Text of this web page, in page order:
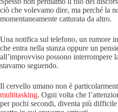
ciò che volevamo dire, ma perché la
momentaneamente catturata da altro.
Una notifica sul telefono, un rumore
che entra nella stanza oppure un
all’improvviso possono interrompere
stavamo seguendo.
Il cervello umano non è
multitasking. Ogni volta che
per pochi secondi, diventa più